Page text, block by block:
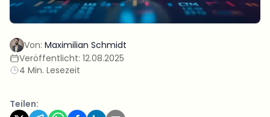
Von: Maximilian Schmidt
Veröffentlicht: 12.08.2025
4 Min. Lesezeit
Teilen: